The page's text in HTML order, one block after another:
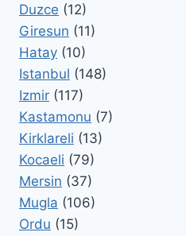
Duzce (12)
Giresun (11)
Hatay (10)
Istanbul (148)
Izmir (117)
Kastamonu (7)
Kirklareli (13)
Kocaeli (79)
Mersin (37)
Mugla (106)
Ordu (15)